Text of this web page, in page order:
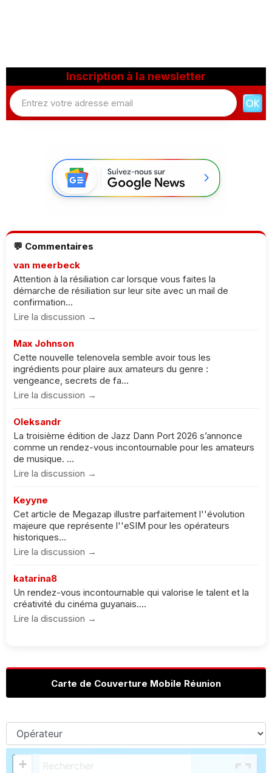
Inscription à la newsletter
💬 Commentaires
van meerbeck
Attention à la résiliation car lorsque vous faites la
démarche de résiliation sur leur site avec un mail de
confirmation...
Lire la discussion →
Max Johnson
Cette nouvelle telenovela semble avoir tous les
ingrédients pour plaire aux amateurs du genre :
vengeance, secrets de fa...
Lire la discussion →
Oleksandr
La troisième édition de Jazz Dann Port 2026 s’annonce
comme un rendez-vous incontournable pour les amateurs
de musique. ...
Lire la discussion →
Keyyne
Cet article de Megazap illustre parfaitement l''évolution
majeure que représente l''eSIM pour les opérateurs
historiques...
Lire la discussion →
katarina8
Un rendez-vous incontournable qui valorise le talent et la
créativité du cinéma guyanais....
Lire la discussion →
Carte de Couverture Mobile Réunion